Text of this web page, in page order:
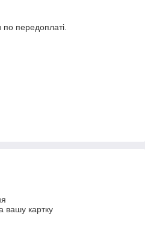
по передоплаті.
вашу картку